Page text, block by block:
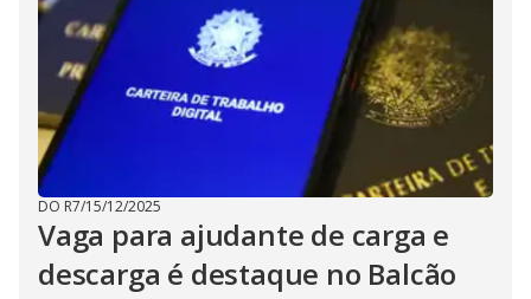
DO R7/15/12/2025
Vaga para ajudante de carga e
descarga é destaque no Balcão